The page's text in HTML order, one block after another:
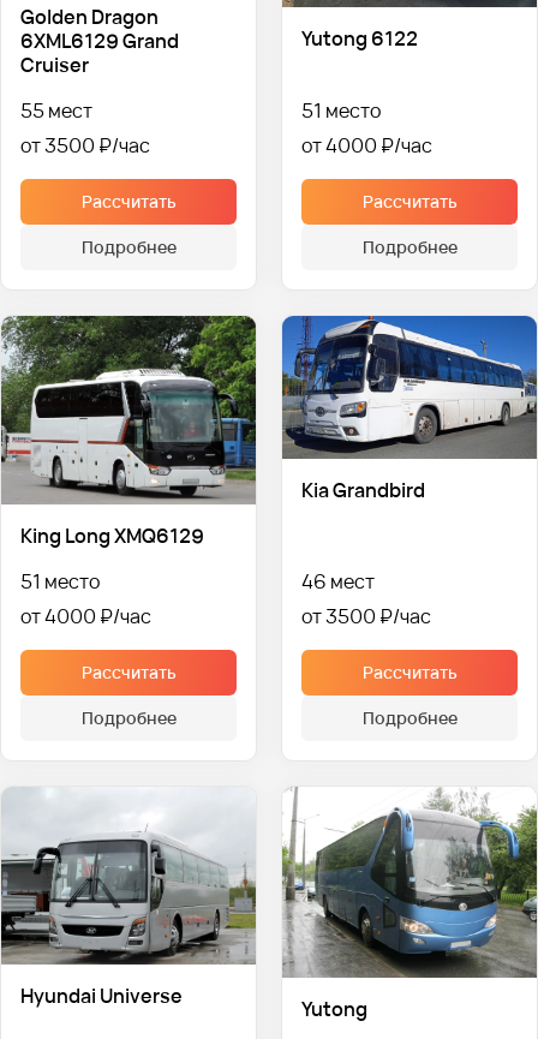
Golden Dragon
6XML6129 Grand
Cruiser
55 мест
от 3500 ₽
Рассчитать
Подробнее
Yutong 6122
51 место
от 4000 ₽
Рассчитать
Подробнее
King Long XMQ6129
51 место
от 4000 ₽
Рассчитать
Подробнее
Kia Grandbird
46 мест
от 3500 ₽
Рассчитать
Подробнее
Hyundai Universe
Yutong